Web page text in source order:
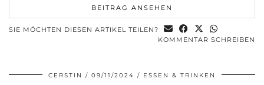
BEITRAG ANSEHEN
SIE MÖCHTEN DIESEN ARTIKEL TEILEN?
KOMMENTAR SCHREIBEN
CERSTIN 09/11/2024 ESSEN & TRINKEN